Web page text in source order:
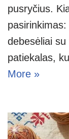
pusryčius.
debesėliai
patiekalas,
More »